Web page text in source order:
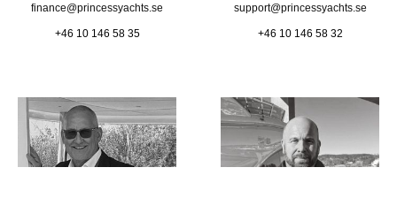
finance@princessyachts.se
+46 10 146 58 35
support@princessyachts.se
+46 10 146 58 32